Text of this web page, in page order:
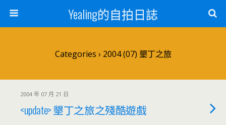
Yealing的自拍日誌
Categories › 2004 (07) 墾丁之旅
2004 年 07 月 21 日
<update> 墾丁之旅之殘酷遊戲